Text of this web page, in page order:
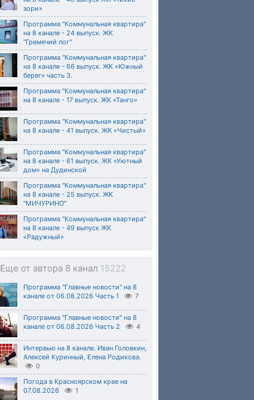
зори»
Программа "Коммунальная квартира"
на 8 канале - 24 выпуск. ЖК
"Гремячий лог"
Программа "Коммунальная квартира"
на 8 канале - 66 выпуск. ЖК «Южный
берег» часть 3.
Программа "Коммунальная квартира"
на 8 канале - 17 выпуск. ЖК «Танго»
Программа "Коммунальная квартира"
на 8 канале - 41 выпуск. ЖК «Чистый»
Программа "Коммунальная квартира"
на 8 канале - 61 выпуск. ЖК «Уютный
дом» на Дудинской
Программа "Коммунальная квартира"
на 8 канале - 25 выпуск. ЖК
"МИЧУРИНО"
Программа "Коммунальная квартира"
на 8 канале - 49 выпуск ЖК
«Радужный»
Еще от автора 8 канал 15222
Программа "Главные новости" на 8
канале от 06.08.2026 Часть 1
7
Программа "Главные новости" на 8
канале от 06.08.2026 Часть 2
4
Интервью на 8 канале. Иван Головкин,
Алексей Куринный, Елена Родикова.
0
Погода в Красноярском крае на
07.08.2026
1